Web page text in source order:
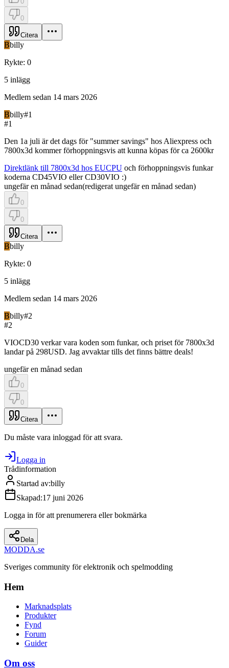
0
Citera
Bbilly
Rykte: 0
5 inlägg
Medlem sedan 14 mars 2026
Bbilly#1
#1
Den 1a juli är det dags för "summer savings" hos Aliexpress och
7800x3d kommer förhoppningsvis att kunna köpas för ca 2600kr
Direktlänk till 7800x3d hos EUCPU och förhoppningsvis funkar
koderna CD45VIO eller CD30VIO :)
ungefär en månad sedan(redigerat ungefär en månad sedan)
0
0
Citera
Bbilly
Rykte: 0
5 inlägg
Medlem sedan 14 mars 2026
Bbilly#2
#2
VIOCD30 verkar vara koden som funkar, och priset för 7800x3d
landar på 298USD. Jag avvaktar tills det finns bättre deals!
ungefär en månad sedan
0
0
Citera
Du måste vara inloggad för att svara.
Logga in
Trådinformation
Startad av:billy
Skapad:17 juni 2026
Logga in för att prenumerera eller bokmärka
Dela
MODDA.se
Sveriges community för elektronik och spelmodding
Hem
Marknadsplats
Produkter
Fynd
Forum
Guider
Om oss